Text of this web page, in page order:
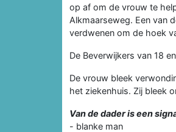
op af om de vrouw te
Alkmaarseweg. Een van
verdwenen om de hoek
De Beverwijkers van 18
De vrouw bleek
het ziekenhuis. Zij bleek
Van de dader is een
- blanke man